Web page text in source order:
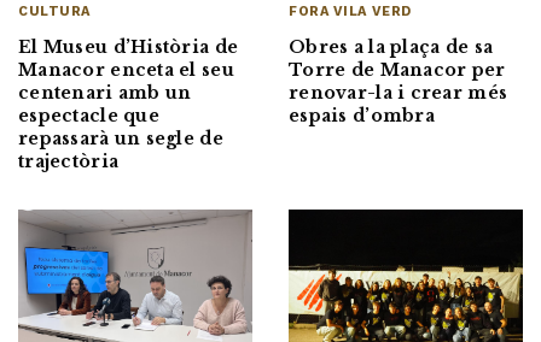
CULTURA
El Museu d’Història de
Manacor enceta el seu
centenari amb un
espectacle que
repassarà un segle de
trajectòria
FORA VILA VERD
Obres a la plaça de sa
Torre de Manacor per
renovar-la i crear més
espais d’ombra